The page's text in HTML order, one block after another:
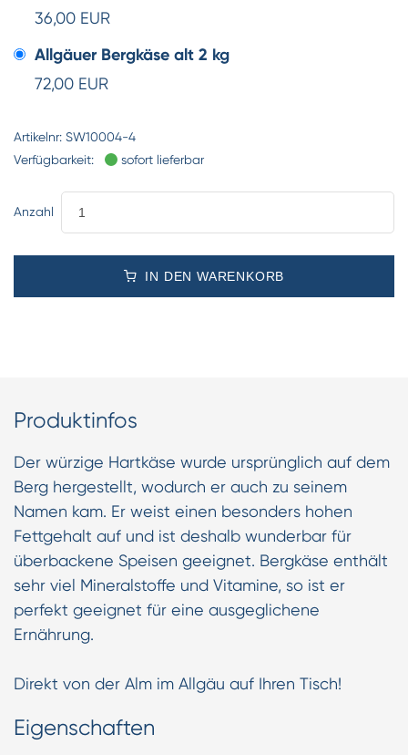
36,00 EUR
Allgäuer Bergkäse alt 2 kg
72,00 EUR
Artikelnr: SW10004-4
Verfügbarkeit:
sofort lieferbar
Anzahl
IN DEN WARENKORB
Produktinfos
Der würzige Hartkäse wurde ursprünglich auf dem
Berg hergestellt, wodurch er auch zu seinem
Namen kam. Er weist einen besonders hohen
Fettgehalt auf und ist deshalb wunderbar für
überbackene Speisen geeignet. Bergkäse enthält
sehr viel Mineralstoffe und Vitamine, so ist er
perfekt geeignet für eine ausgeglichene
Ernährung.
Direkt von der Alm im Allgäu auf Ihren Tisch!
Eigenschaften